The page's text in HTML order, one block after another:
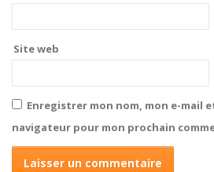
Site web
Enregistrer mon nom, mon e-mail
navigateur pour mon prochain